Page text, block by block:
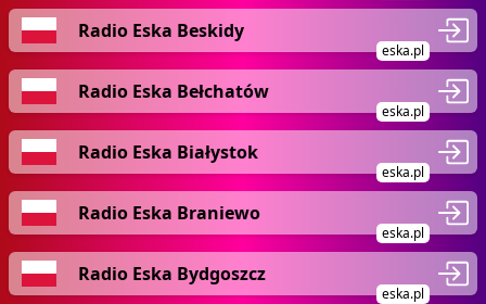
Radio Eska Beskidy
eska.pl
Radio Eska Bełchatów
eska.pl
Radio Eska Białystok
eska.pl
Radio Eska Braniewo
eska.pl
Radio Eska Bydgoszcz
eska.pl